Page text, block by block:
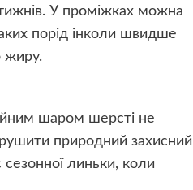
У проміжках можна
порід інколи швидше
жиру.
шаром шерсті не
природний захисний
линьки, коли